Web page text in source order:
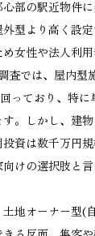
部の駅近物件
型より高く設
女性や法人利
査では、屋内型
っており、特
。しかし、建
資は数千万円規
けの選択肢と言
地オーナー型(